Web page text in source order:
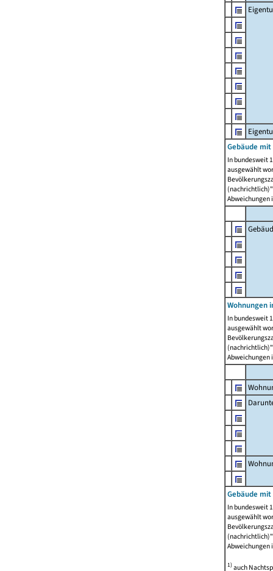
Gebäude
In bundesweit
ausgewählt
Abweichungen
Wohnungen
In bundesweit
ausgewählt
Abweichungen
Gebäude
In bundesweit
ausgewählt
Abweichungen
1)auch